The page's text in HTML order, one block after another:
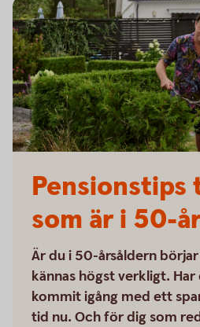
Pensionstips
som är i 50-
Är du i 50-årsåldern
kännas högst verkligt. Har
kommit igång med ett
tid nu. Och för dig som